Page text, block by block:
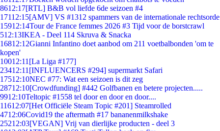
8612:17[RTL] B&B vol liefde 6de seizoen #4
17112:15[AMV] VS #1312 spammers van de internationale rechtsorde
15912:14Tour de France femmes 2026 #3 Tijd voor de borstcrawl
512:13IKEA - Deel 114 Skruva & Snacka
16812:12Gianni Infantino doet aanbod om 211 voetbalbonden 'om te
kopen'
10012:11 [La Liga #177]
23412:11 [INFLUENCERS #294] supermarkt Safari
17512:10NEC #77: Wat een seizoen is dit zeg
28712:10[Crowdfunding] #442 Golfbanen en betere projecten.....
9912:10Teltopic #1558 tel door en door en door....
11612:07[Het Officiële Steam Topic #201] Steamrolled
4712:06Covid19 the aftermath #17 bananenmilkshake
25212:03[VEGAN] Vrij van dierlijke producten - deel 3